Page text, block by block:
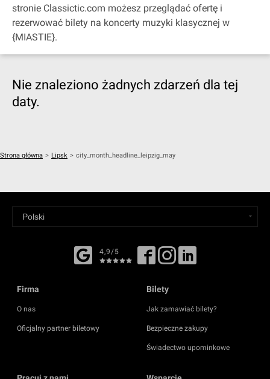
stronie Classictic.com możesz przeglądać ofertę i
rezerwować bilety na koncerty muzyki klasycznej w
{MIASTIE}.
Nie znaleziono żadnych zdarzeń dla tej
daty.
Strona główna > Lipsk > city_month_headline_leipzig_may
4,9/5
Firma
O nas
Oficjalny partner biletowy
Bilety
Jak zamawiać bilety?
Bezpieczne zakupy
Świadectwo upominkowe